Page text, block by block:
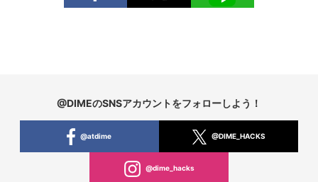
@DIMEのSNSアカウントをフォローしよう！
@atdime @DIME_HACKS
@dime_hacks